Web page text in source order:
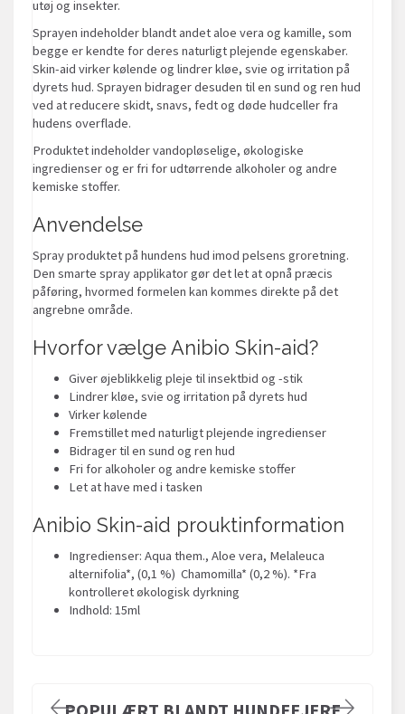
utøj og insekter.
Sprayen indeholder blandt andet aloe vera og kamille, som
begge er kendte for deres naturligt plejende egenskaber.
Skin-aid virker kølende og lindrer kløe, svie og irritation på
dyrets hud. Sprayen bidrager desuden til en sund og ren hud
ved at reducere skidt, snavs, fedt og døde hudceller fra
hudens overflade.
Produktet indeholder vandopløselige, økologiske
ingredienser og er fri for udtørrende alkoholer og andre
kemiske stoffer.
Anvendelse
Spray produktet på hundens hud imod pelsens groretning.
Den smarte spray applikator gør det let at opnå præcis
påføring, hvormed formelen kan kommes direkte på det
angrebne område.
Hvorfor vælge Anibio Skin-aid?
Giver øjeblikkelig pleje til insektbid og -stik
Lindrer kløe, svie og irritation på dyrets hud
Virker kølende
Fremstillet med naturligt plejende ingredienser
Bidrager til en sund og ren hud
Fri for alkoholer og andre kemiske stoffer
Let at have med i tasken
Anibio Skin-aid prouktinformation
Ingredienser: Aqua them., Aloe vera, Melaleuca
alternifolia*, (0,1 %) Chamomilla* (0,2 %). *Fra
kontrolleret økologisk dyrkning
Indhold: 15ml